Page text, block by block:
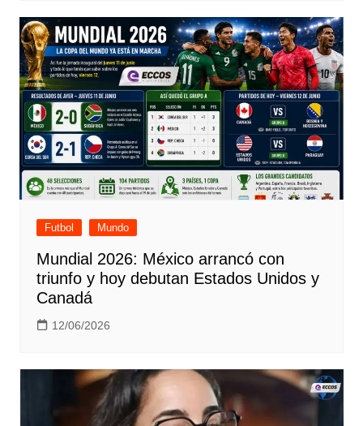
Futbol Mundo
Mundial 2026: México arrancó con
triunfo y hoy debutan Estados Unidos y
Canadá
12/06/2026